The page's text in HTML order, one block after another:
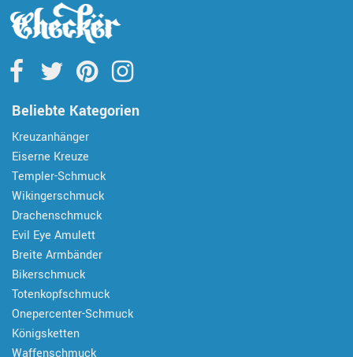
Beliebte Kategorien
Kreuzanhänger
Eiserne Kreuze
Templer-Schmuck
Wikingerschmuck
Drachenschmuck
Evil Eye Amulett
Breite Armbänder
Bikerschmuck
Totenkopfschmuck
Onepercenter-Schmuck
Königsketten
Waffenschmuck